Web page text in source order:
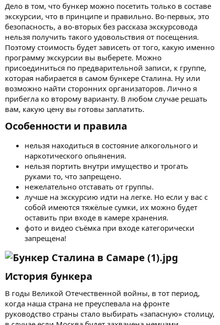
Дело в том, что бункер можно посетить только в составе
экскурсии, что в принципе и правильно. Во-первых, это
безопасность, а во-вторых без рассказа экскурсовода
нельзя получить такого удовольствия от посещения.
Поэтому стоимость будет зависеть от того, какую именно
программу экскурсии вы выберете. Можно
присоединиться по предварительной записи, к группе,
которая набирается в самом бункере Сталина. Ну или
возможно найти сторонних организаторов. Лично я
прибегла ко второму варианту. В любом случае решать
вам, какую цену вы готовы заплатить.
Особенности и правила​
нельзя находиться в состояние алкогольного и
наркотического опьянения.​
нельзя портить внутри имущество и трогать
руками то, что запрещено.​
нежелательно отставать от группы.​
лучше на экскурсию идти на легке. Но если у вас с
собой имеются тяжёлые сумки, их можно будет
оставить при входе в камере хранения.​
фото и видео съёмка при входе категорически
запрещена!​
История бункера​
В годы Великой Отечественной войны, в тот период,
когда наша страна не преуспевала на фронте
руководство страны стало выбирать «запасную» столицу,